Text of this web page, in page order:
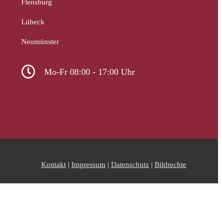
Flensburg
Lübeck
Neumünster
Mo-Fr 08:00 - 17:00 Uhr
Kontakt | Impressum | Datenschutz | Bildrechte